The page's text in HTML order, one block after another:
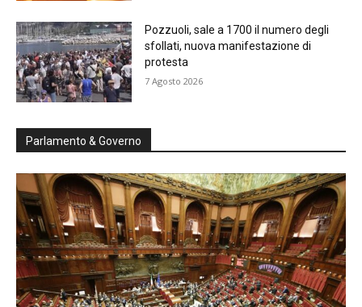
Pozzuoli, sale a 1700 il numero degli
sfollati, nuova manifestazione di
protesta
7 Agosto 2026
Parlamento & Governo